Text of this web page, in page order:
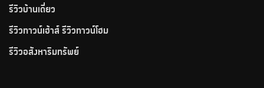
รีวิวบ้านเดี่ยว
รีวิวทาวน์เฮ้าส์ รีวิวทาวน์โฮม
รีวิวอสังหาริมทรัพย์